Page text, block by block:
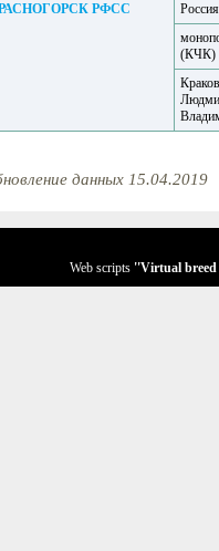
РФСС Россия
(КЧК)
данных
Web scripts ''Virtual breed